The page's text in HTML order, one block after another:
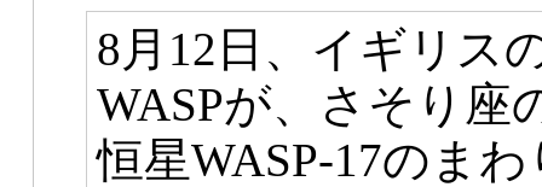
8月12日、イギリス
WASPが、さそり座
恒星WASP-17のま